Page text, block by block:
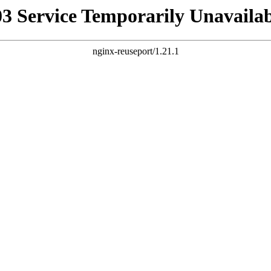
Service Temporarily
nginx-reuseport/1.21.1